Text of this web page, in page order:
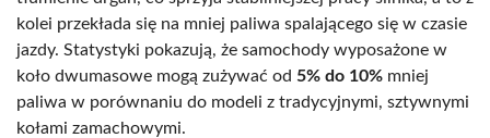
kolei przekłada się na mniej paliwa spalającego się w czasie
jazdy. Statystyki pokazują, że samochody wyposażone w
koło dwumasowe mogą zużywać od 5% do 10% mniej
paliwa w porównaniu do modeli z tradycyjnymi, sztywnymi
kołami zamachowymi.